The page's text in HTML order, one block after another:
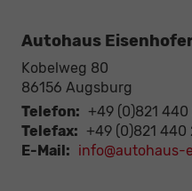
Autohaus Eisenhofer
Kobelweg 80
86156 Augsburg
Telefon: +49 (0)821
Telefax: +49 (0)821 440
E-Mail: info@autohaus-